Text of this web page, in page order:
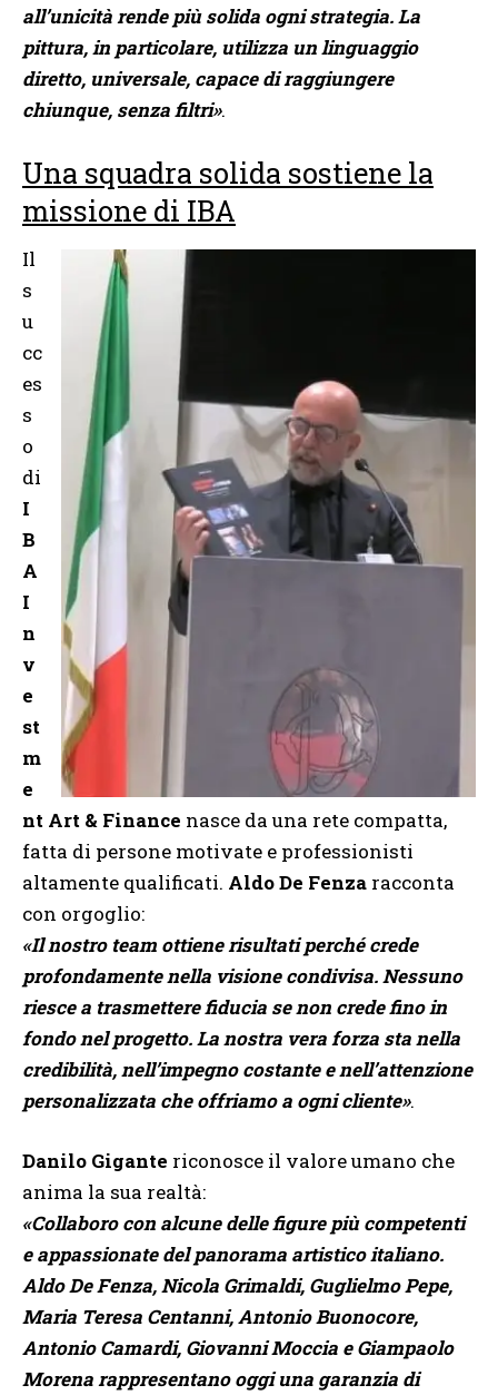
all’unicità rende più solida ogni strategia. La
pittura, in particolare, utilizza un linguaggio
diretto, universale, capace di raggiungere
chiunque, senza filtri».
Una squadra solida sostiene la
missione di IBA
Il
s
u
cc
es
s
o
di
I
B
A
I
n
v
e
st
m
e
nt Art & Finance nasce da una rete compatta,
fatta di persone motivate e professionisti
altamente qualificati. Aldo De Fenza racconta
con orgoglio:
«Il nostro team ottiene risultati perché crede
profondamente nella visione condivisa. Nessuno
riesce a trasmettere fiducia se non crede fino in
fondo nel progetto. La nostra vera forza sta nella
credibilità, nell’impegno costante e nell’attenzione
personalizzata che offriamo a ogni cliente».
Danilo Gigante riconosce il valore umano che
anima la sua realtà:
«Collaboro con alcune delle figure più competenti
e appassionate del panorama artistico italiano.
Aldo De Fenza, Nicola Grimaldi, Guglielmo Pepe,
Maria Teresa Centanni, Antonio Buonocore,
Antonio Camardi, Giovanni Moccia e Giampaolo
Morena rappresentano oggi una garanzia di